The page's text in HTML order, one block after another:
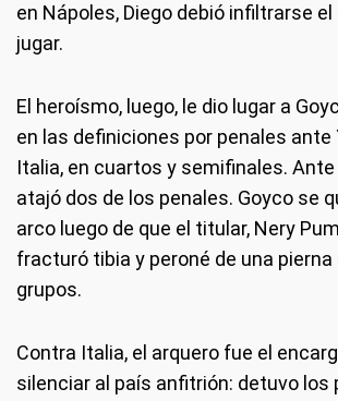
en Nápoles, Diego debió infiltrarse
jugar.
El heroísmo, luego, le dio lugar a
en las definiciones por penales ante
Italia, en cuartos y semifinales.
atajó dos de los penales. Goyco se
arco luego de que el titular, Nery
fracturó tibia y peroné de una pierna
grupos.
Contra Italia, el arquero fue el
silenciar al país anfitrión: detuvo los